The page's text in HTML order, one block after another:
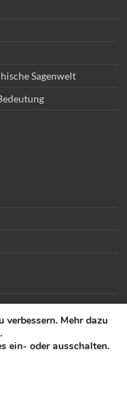
Sagenwelt
verbessern. Mehr dazu
.
ein- oder ausschalten.